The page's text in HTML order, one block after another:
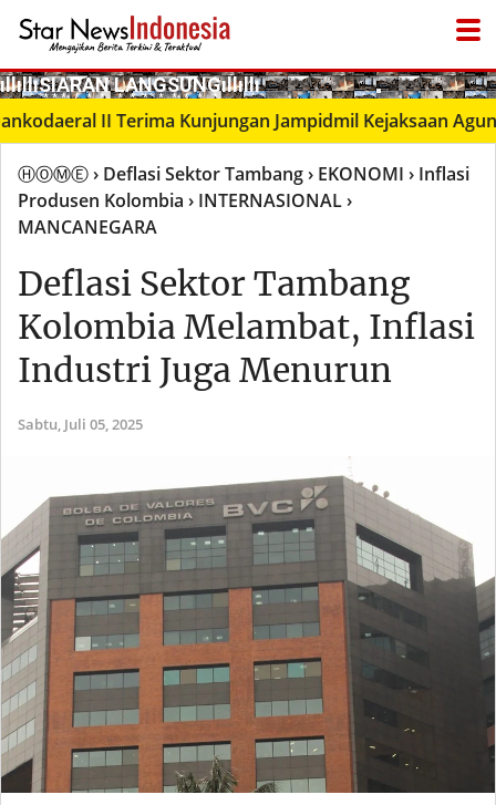
­ıllıllıS͙I͙A͙R͙A͙N͙ L͙A͙N͙G͙S͙U͙N͙G͙ıllıllı ● LIVΞ Tᐯ
II Terima Kunjungan Jampidmil Kejaksaan Agung
ⒽⓄⓂⒺ› Deflasi Sektor Tambang› EKONOMI › Inflasi
Produsen Kolombia › INTERNASIONAL›
MANCANEGARA
Deflasi Sektor Tambang
Kolombia Melambat, Inflasi
Industri Juga Menurun
Sabtu, Juli 05, 2025